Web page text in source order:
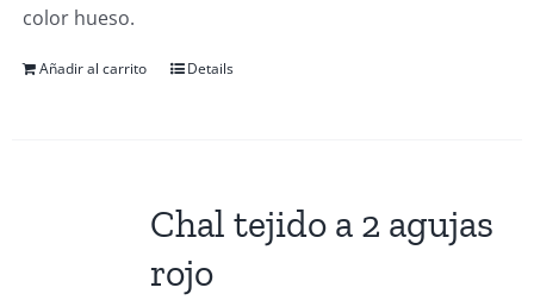
color hueso.
Añadir al carrito Details
Chal tejido a 2 agujas
rojo